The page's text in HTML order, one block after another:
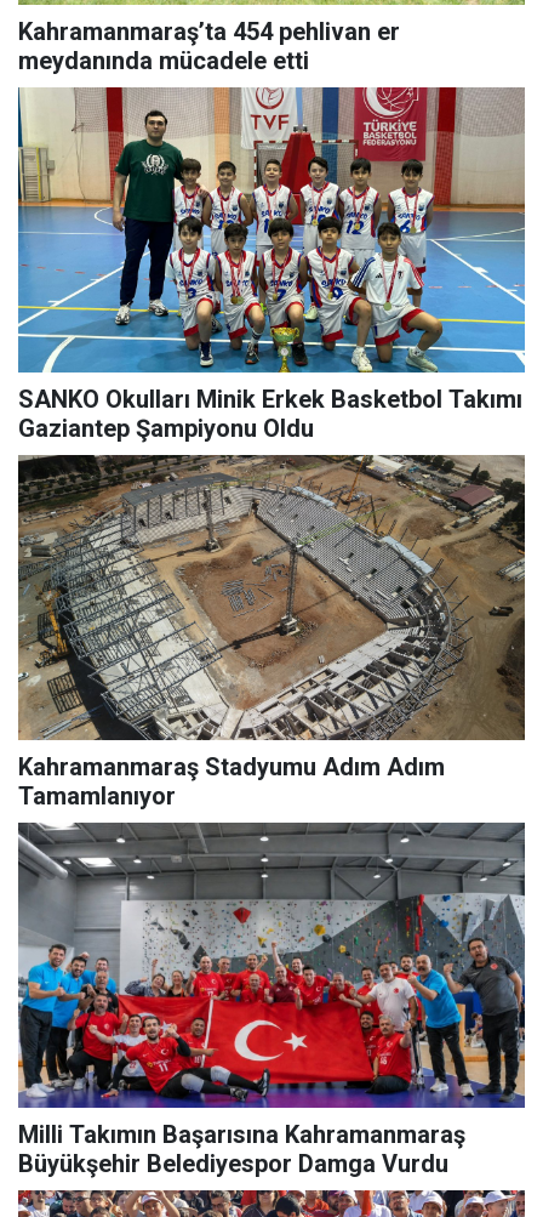
Kahramanmaraş’ta 454 pehlivan er
meydanında mücadele etti
SANKO Okulları Minik Erkek Basketbol Takımı
Gaziantep Şampiyonu Oldu
Kahramanmaraş Stadyumu Adım Adım
Tamamlanıyor
Milli Takımın Başarısına Kahramanmaraş
Büyükşehir Belediyespor Damga Vurdu